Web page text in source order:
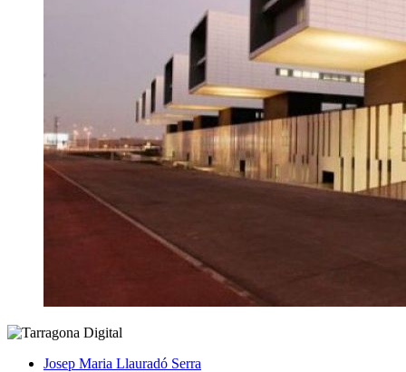
Josep Maria Llauradó Serra